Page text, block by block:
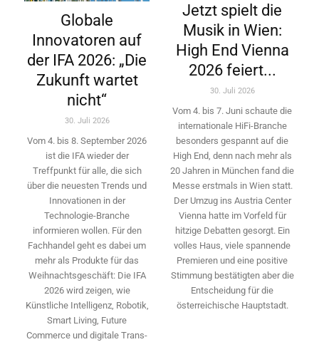
Globale
Innovatoren auf
der IFA 2026: „Die
Zukunft wartet
nicht“
30. Juli 2026
Vom 4. bis 8. September 2026
ist die IFA wieder der
Treffpunkt für alle, die sich
über die neuesten Trends und
Innovationen in der
Technologie-­Branche
informieren wollen. Für den
Fachhandel geht es dabei um
mehr als Produkte für das
Weihnachtsgeschäft: Die IFA
2026 wird ­zeigen, wie
Künstliche Intelligenz, Robotik,
Smart Living, Future
Commerce und digitale Trans­
Jetzt spielt die
Musik in Wien:
High End Vienna
2026 feiert...
30. Juli 2026
Vom 4. bis 7. Juni schaute die
internationale HiFi-Branche
besonders gespannt auf die
High End, denn nach mehr als
20 Jahren in München fand die
Messe erstmals in Wien statt.
Der Umzug ins Austria Center
Vienna hatte im Vorfeld für
hitzige Debatten gesorgt. Ein
volles Haus, viele spannende
Premieren und eine positive
Stimmung bestätigten aber die
Entscheidung für die
österreichische Hauptstadt.